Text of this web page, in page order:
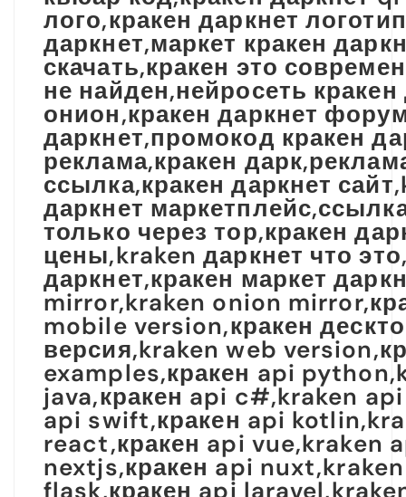
лого,кракен даркнет
даркнет,маркет кракен
скачать,кракен это
не найден,нейросеть
онион,кракен даркнет
даркнет,промокод кракен
реклама,кракен
ссылка,кракен даркнет
даркнет
только через тор,кракен
цены,kraken даркнет что
даркнет,кракен маркет
mirror,kraken onion
mobile version,кракен
версия,kraken web
examples,кракен api
java,кракен api c#,kraken
api swift,кракен api
react,кракен api vue,kraken
nextjs,кракен api
flask,кракен api